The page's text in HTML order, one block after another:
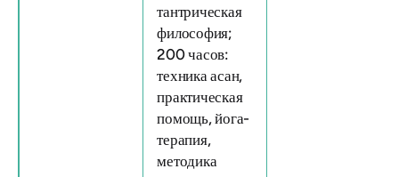
тантрическая
философия;
200 часов:
техника асан,
практическая
помощь, йога-
терапия,
методика